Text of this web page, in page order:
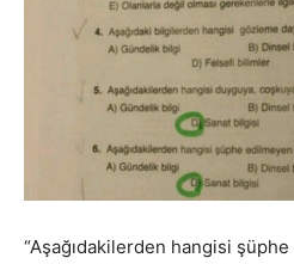
“Aşağıdakilerden hangisi